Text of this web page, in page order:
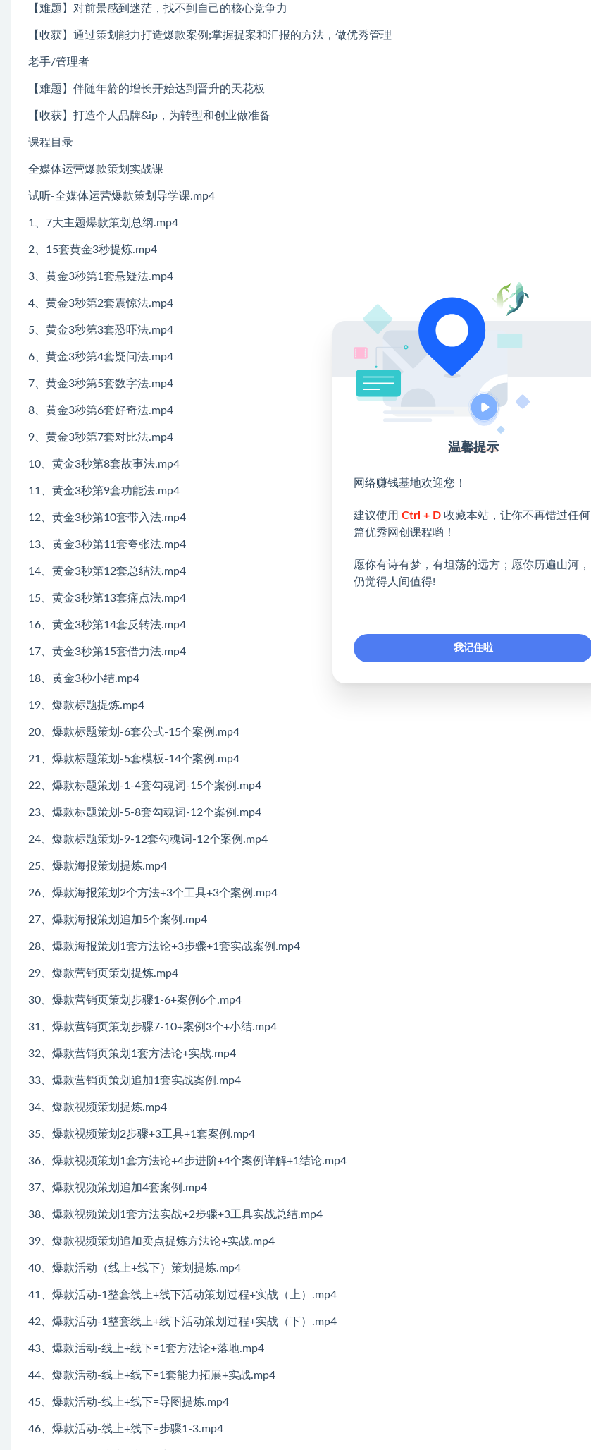
【难题】对前景感到迷茫，找不到自己的核心竞争力
【收获】通过策划能力打造爆款案例;掌握提案和汇报的方法，做优秀管理
老手/管理者
【难题】伴随年龄的增长开始达到晋升的天花板
【收获】打造个人品牌&ip，为转型和创业做准备
课程目录
全媒体运营爆款策划实战课
试听-全媒体运营爆款策划导学课.mp4
1、7大主题爆款策划总纲.mp4
2、15套黄金3秒提炼.mp4
3、黄金3秒第1套悬疑法.mp4
4、黄金3秒第2套震惊法.mp4
5、黄金3秒第3套恐吓法.mp4
6、黄金3秒第4套疑问法.mp4
7、黄金3秒第5套数字法.mp4
8、黄金3秒第6套好奇法.mp4
9、黄金3秒第7套对比法.mp4
10、黄金3秒第8套故事法.mp4
11、黄金3秒第9套功能法.mp4
12、黄金3秒第10套带入法.mp4
13、黄金3秒第11套夸张法.mp4
14、黄金3秒第12套总结法.mp4
15、黄金3秒第13套痛点法.mp4
16、黄金3秒第14套反转法.mp4
17、黄金3秒第15套借力法.mp4
18、黄金3秒小结.mp4
19、爆款标题提炼.mp4
20、爆款标题策划-6套公式-15个案例.mp4
21、爆款标题策划-5套模板-14个案例.mp4
22、爆款标题策划-1-4套勾魂词-15个案例.mp4
23、爆款标题策划-5-8套勾魂词-12个案例.mp4
24、爆款标题策划-9-12套勾魂词-12个案例.mp4
25、爆款海报策划提炼.mp4
26、爆款海报策划2个方法+3个工具+3个案例.mp4
27、爆款海报策划追加5个案例.mp4
28、爆款海报策划1套方法论+3步骤+1套实战案例.mp4
29、爆款营销页策划提炼.mp4
30、爆款营销页策划步骤1-6+案例6个.mp4
31、爆款营销页策划步骤7-10+案例3个+小结.mp4
32、爆款营销页策划1套方法论+实战.mp4
33、爆款营销页策划追加1套实战案例.mp4
34、爆款视频策划提炼.mp4
35、爆款视频策划2步骤+3工具+1套案例.mp4
36、爆款视频策划1套方法论+4步进阶+4个案例详解+1结论.mp4
37、爆款视频策划追加4套案例.mp4
38、爆款视频策划1套方法实战+2步骤+3工具实战总结.mp4
39、爆款视频策划追加卖点提炼方法论+实战.mp4
40、爆款活动（线上+线下）策划提炼.mp4
41、爆款活动-1整套线上+线下活动策划过程+实战（上）.mp4
42、爆款活动-1整套线上+线下活动策划过程+实战（下）.mp4
43、爆款活动-线上+线下=1套方法论+落地.mp4
44、爆款活动-线上+线下=1套能力拓展+实战.mp4
45、爆款活动-线上+线下=导图提炼.mp4
46、爆款活动-线上+线下=步骤1-3.mp4
温馨提示
网络赚钱基地欢迎您！
建议使用 Ctrl + D 收藏本站，让你不再错过任何
篇优秀网创课程哟！
愿你有诗有梦，有坦荡的远方；愿你历遍山河，
仍觉得人间值得!
我记住啦